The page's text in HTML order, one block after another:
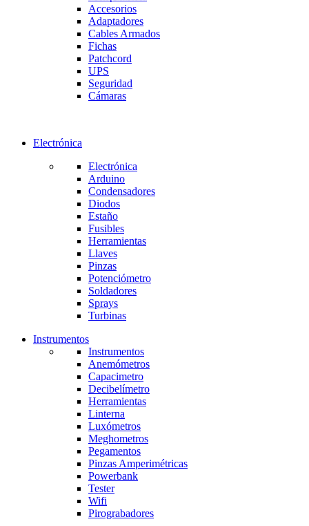
Accesorios
Adaptadores
Cables Armados
Fichas
Patchcord
UPS
Seguridad
Cámaras
Electrónica
Electrónica
Arduino
Condensadores
Diodos
Estaño
Fusibles
Herramientas
Llaves
Pinzas
Potenciómetro
Soldadores
Sprays
Turbinas
Instrumentos
Instrumentos
Anemómetros
Capacimetro
Decibelímetro
Herramientas
Linterna
Luxómetros
Meghometros
Pegamentos
Pinzas Amperimétricas
Powerbank
Tester
Wifi
Pirograbadores